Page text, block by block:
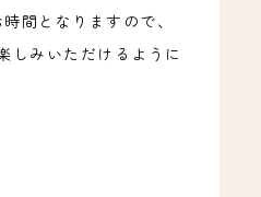
間となりますので、
しみいただけるように